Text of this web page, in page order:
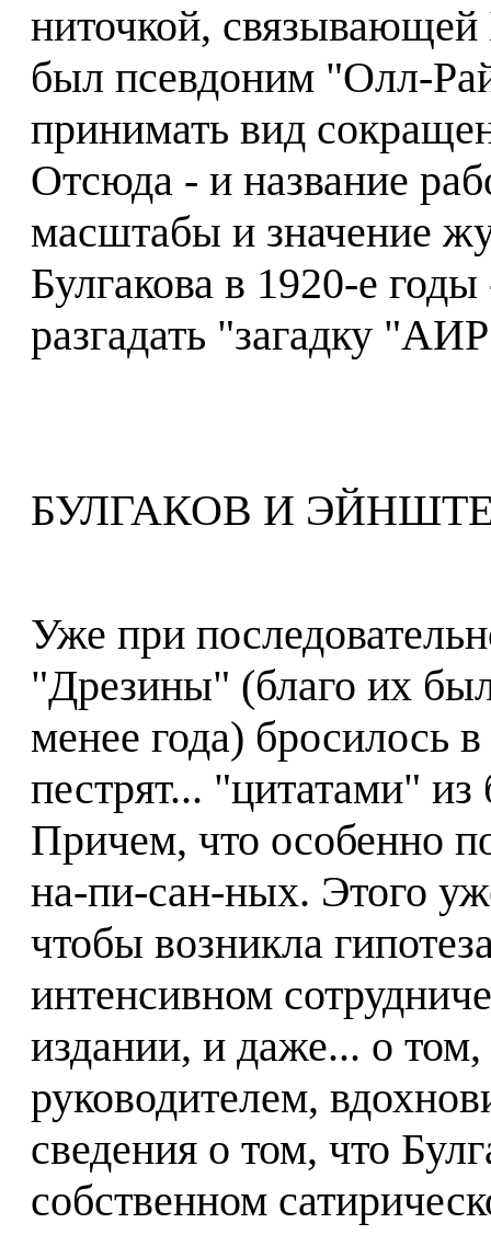
ниточкой, связывающей
был псевдоним "Олл-
принимать вид
Отсюда - и название
масштабы и значение
Булгакова в 1920-е
разгадать "загадку
БУЛГАКОВ И
Уже при
"Дрезины" (благо их
менее года) бросилось
пестрят... "цитатами" из
Причем, что особенно
на-пи-сан-ных. Этого
чтобы возникла
интенсивном
издании, и даже... о
руководителем,
сведения о том, что
собственном